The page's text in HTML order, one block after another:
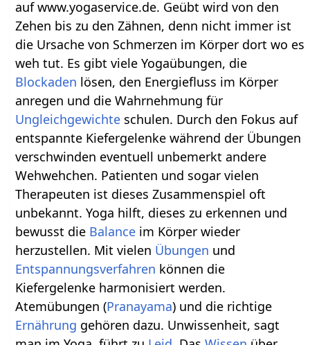
auf www.yogaservice.de. Geübt wird von den
Zehen bis zu den Zähnen, denn nicht immer ist
die Ursache von Schmerzen im Körper dort wo es
weh tut. Es gibt viele Yogaübungen, die
Blockaden lösen, den Energiefluss im Körper
anregen und die Wahrnehmung für
Ungleichgewichte schulen. Durch den Fokus auf
entspannte Kiefergelenke während der Übungen
verschwinden eventuell unbemerkt andere
Wehwehchen. Patienten und sogar vielen
Therapeuten ist dieses Zusammenspiel oft
unbekannt. Yoga hilft, dieses zu erkennen und
bewusst die Balance im Körper wieder
herzustellen. Mit vielen Übungen und
Entspannungsverfahren können die
Kiefergelenke harmonisiert werden.
Atemübungen (Pranayama) und die richtige
Ernährung gehören dazu. Unwissenheit, sagt